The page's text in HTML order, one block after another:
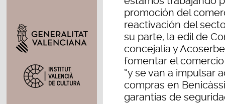
promoción del
reactivación del
su parte, la edil de
concejalía y
fomentar el
“y se van a impulsar
compras en
garantías de